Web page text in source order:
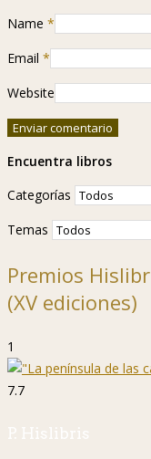
Name *
Email *
Website
Encuentra libros
Categorías
Temas
Premios
(XV ediciones)
1
7.7
P. Hislibris